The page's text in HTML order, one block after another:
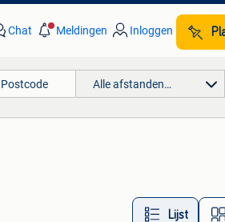
Chat Meldingen Inloggen
Alle afstanden…
Lijst